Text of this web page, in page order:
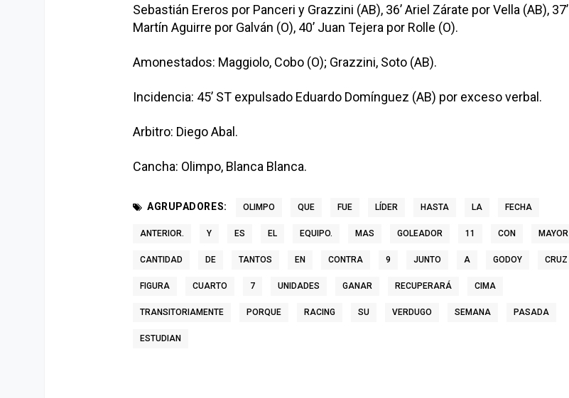
Sebastián Ereros por Panceri y Grazzini (AB), 36’ Ariel Zárate por Vella (AB), 37’
Martín Aguirre por Galván (O), 40’ Juan Tejera por Rolle (O).
Amonestados: Maggiolo, Cobo (O); Grazzini, Soto (AB).
Incidencia: 45’ ST expulsado Eduardo Domínguez (AB) por exceso verbal.
Arbitro: Diego Abal.
Cancha: Olimpo, Blanca Blanca.
AGRUPADORES: OLIMPO QUE FUE LÍDER HASTA LA FECHA
ANTERIOR. Y ES EL EQUIPO. MAS GOLEADOR 11 CON MAYOR
CANTIDAD DE TANTOS EN CONTRA 9 JUNTO A GODOY CRUZ
FIGURA CUARTO 7 UNIDADES GANAR RECUPERARÁ CIMA
TRANSITORIAMENTE PORQUE RACING SU VERDUGO SEMANA PASADA
ESTUDIAN